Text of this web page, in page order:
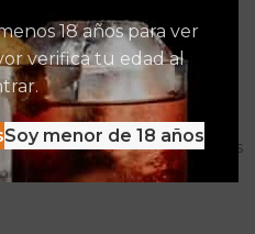
18 años para ver
verifica tu edad al
Soy menor de 18 años
de Vinalia
una Vinoteca
y detacados pensados
de la oferta Vinalia